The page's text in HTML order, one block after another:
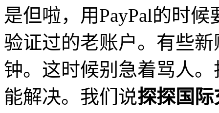
是但啦，用PayPal的时
验证过的老账户。有些
钟。这时候别急着骂人
能解决。我们说探探国际